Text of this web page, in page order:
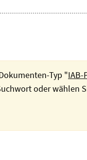
Typ "IAB-
oder wählen